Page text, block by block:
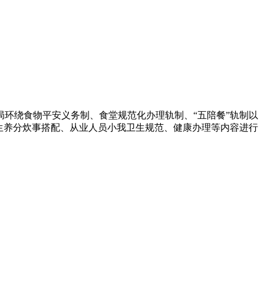
食物平安义务制、食堂规范化办理轨制、“五陪餐”轨制以
分炊事搭配、从业人员小我卫生规范、健康办理等内容进行